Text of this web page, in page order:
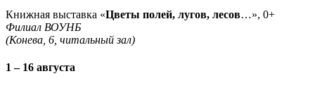
Книжная выставка «Цветы полей, лугов, лесов…», 0+
Филиал ВОУНБ
(Конева, 6, читальный зал)
1 – 16 августа